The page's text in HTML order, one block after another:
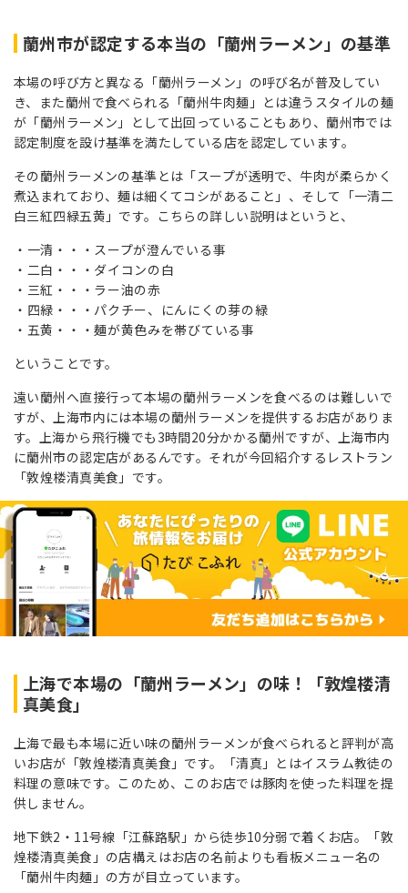
蘭州市が認定する本当の「蘭州ラーメン」の基準
本場の呼び方と異なる「蘭州ラーメン」の呼び名が普及してい
き、また蘭州で食べられる「蘭州牛肉麺」とは違うスタイルの麺
が「蘭州ラーメン」として出回っていることもあり、蘭州市では
認定制度を設け基準を満たしている店を認定しています。
その蘭州ラーメンの基準とは「スープが透明で、牛肉が柔らかく
煮込まれており、麺は細くてコシがあること」、そして「一清二
白三紅四緑五黄」です。こちらの詳しい説明はというと、
一清・・・スープが澄んでいる事
二白 ・・・ ダイコンの白
三紅 ・・・ ラー油の赤
四緑 ・・・ パクチー、にんにくの芽の緑
五黄 ・・・麺が黄色みを帯びている事
ということです。
遠い蘭州へ直接行って本場の蘭州ラーメンを食べるのは難しいで
すが、上海市内には本場の蘭州ラーメンを提供するお店がありま
す。上海から飛行機でも3時間20分かかる蘭州ですが、上海市内
に蘭州市の認定店があるんです。それが今回紹介するレストラン
「敦煌楼清真美食」です。
上海で本場の「蘭州ラーメン」の味！「敦煌楼清
真美食」
上海で最も本場に近い味の蘭州ラーメンが食べられると評判が高
いお店が「敦煌楼清真美食」です。「清真」とはイスラム教徒の
料理の意味です。このため、このお店では豚肉を使った料理を提
供しません。
地下鉄2・11号線「江蘇路駅」から徒歩10分弱で着くお店。「敦
煌楼清真美食」の店構えはお店の名前よりも看板メニュー名の
「蘭州牛肉麺」の方が目立っています。